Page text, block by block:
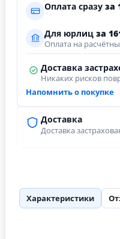
Доставка
Доставка
Оплата сразу за
Для юрлиц за
Оплата на
Доставка
Никаких рисков
Напомнить о покупке
Характеристики